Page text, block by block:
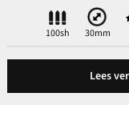
100sh 30mm
Lees